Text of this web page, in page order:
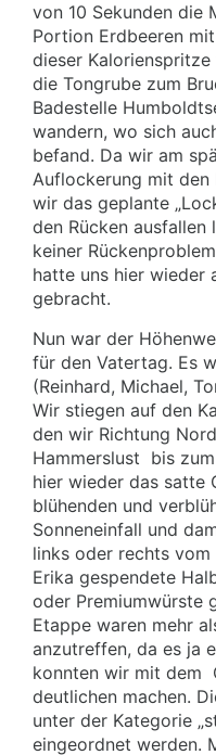
von 10 Sekunden die
Portion Erdbeeren
dieser
die Tongrube zum
Badestelle
wandern, wo sich
befand. Da wir am
Auflockerung mit den
wir das geplante
den Rücken ausfallen
keiner
hatte uns hier wieder
gebracht.
Nun war der
für den Vatertag. Es
(Reinhard, Michael,
Wir stiegen auf den
den wir Richtung
Hammerslust bis
hier wieder das satte
blühenden und
Sonneneinfall und
links oder rechts vom
Erika gespendete
oder Premiumwürste
Etappe waren mehr
anzutreffen, da es ja
konnten wir mit dem
deutlichen machen.
unter der Kategorie
eingeordnet werden.